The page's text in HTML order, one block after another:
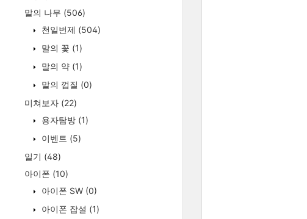
말의 나무 (506)
천일번제 (504)
말의 꽃 (1)
말의 약 (1)
말의 껍질 (0)
미쳐보자 (22)
용자탐방 (1)
이벤트 (5)
일기 (48)
아이폰 (10)
아이폰 SW (0)
아이폰 잡설 (1)